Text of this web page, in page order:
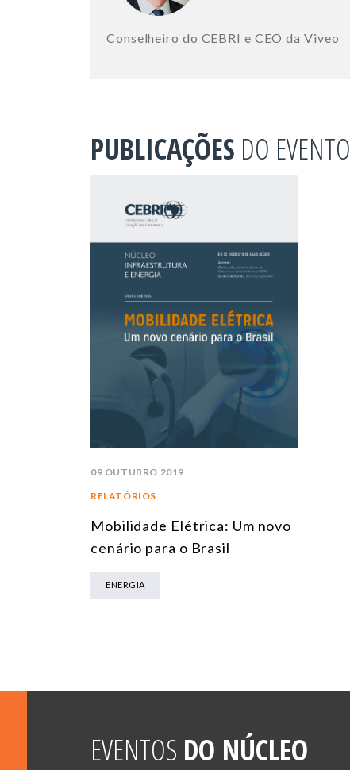
Conselheiro do CEBRI e CEO da Viveo
PUBLICAÇÕES DO EVENTO
09 OUTUBRO 2019
RELATÓRIOS
Mobilidade Elétrica: Um novo
cenário para o Brasil
ENERGIA
EVENTOS DO NÚCLEO